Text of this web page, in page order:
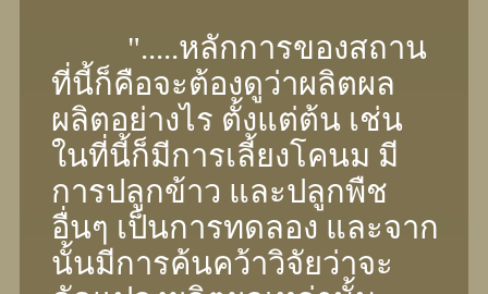
".....หลักการของสถาน
ที่นี้ก็คือจะต้องดูว่าผลิตผล
ผลิตอย่างไร ตั้งแต่ต้น เช่น
ในที่นี้ก็มีการเลี้ยงโคนม มี
การปลูกข้าว และปลูกพืช
อื่นๆ เป็นการทดลอง และจาก
นั้นมีการค้นคว้าวิจัยว่าจะ